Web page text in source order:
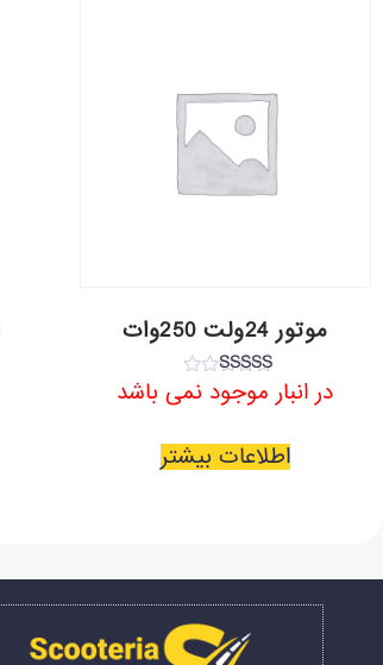
موتور 24ولت 250وات
نمره
3.00
در انبار موجود نمی باشد
اطلاعات بیشتر